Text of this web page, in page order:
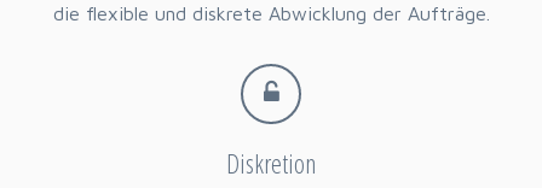
die flexible und diskrete Abwicklung der Aufträge.
Diskretion